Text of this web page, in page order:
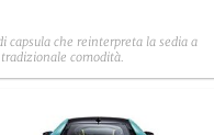
che reinterpreta la sedia a
comodità.